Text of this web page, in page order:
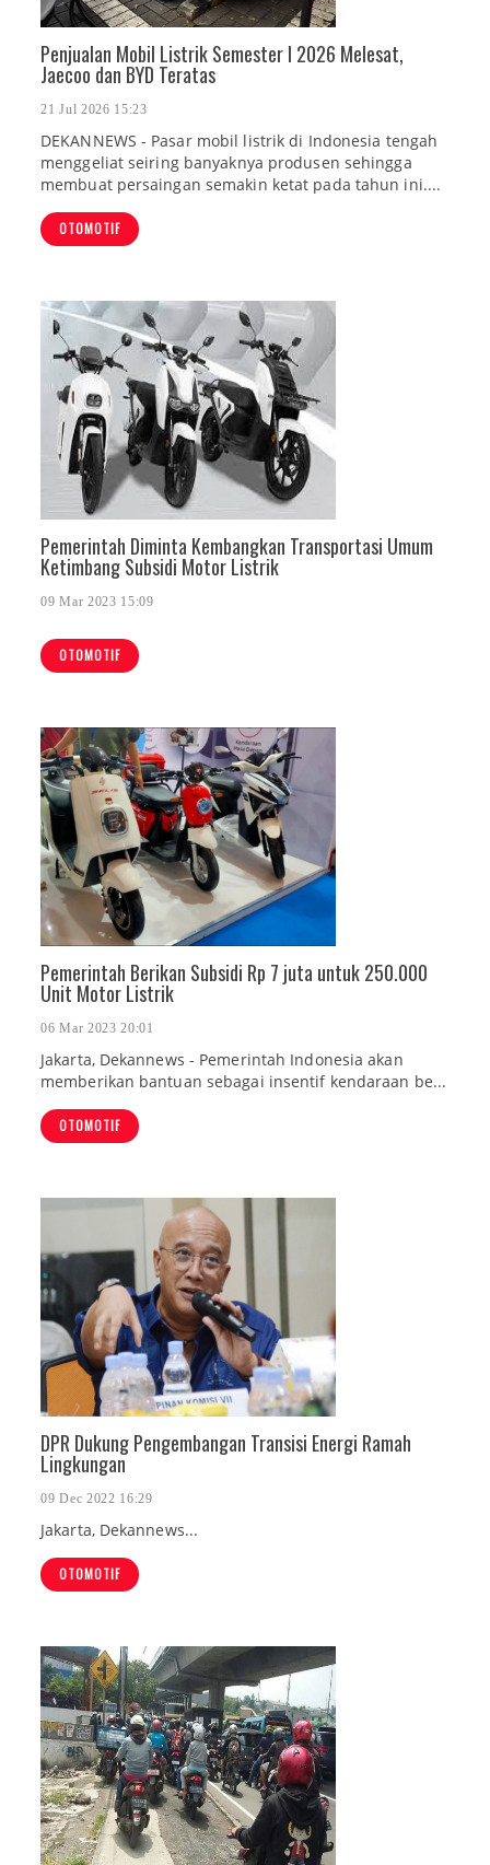
Penjualan Mobil Listrik Semester I 2026 Melesat,
Jaecoo dan BYD Teratas
21 Jul 2026 15:23
DEKANNEWS - Pasar mobil listrik di Indonesia tengah
menggeliat seiring banyaknya produsen sehingga
membuat persaingan semakin ketat pada tahun ini....
OTOMOTIF
Pemerintah Diminta Kembangkan Transportasi Umum
Ketimbang Subsidi Motor Listrik
09 Mar 2023 15:09
OTOMOTIF
Pemerintah Berikan Subsidi Rp 7 juta untuk 250.000
Unit Motor Listrik
06 Mar 2023 20:01
Jakarta, Dekannews - Pemerintah Indonesia akan
memberikan bantuan sebagai insentif kendaraan be...
OTOMOTIF
DPR Dukung Pengembangan Transisi Energi Ramah
Lingkungan
09 Dec 2022 16:29
Jakarta, Dekannews...
OTOMOTIF